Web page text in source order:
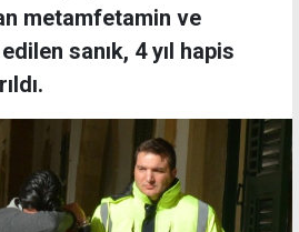
metamfetamin ve
sanık, 4 yıl hapis